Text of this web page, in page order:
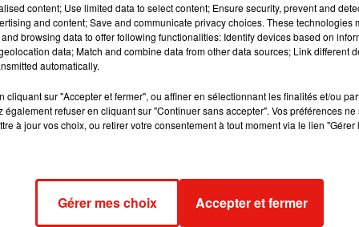
avait repoussé un crocodile pour pouvoir commencer à
hurler très fort, suivi d'une grande éclaboussure", a
dans sa direction… Mais il n’y avait aucun signe de lui, juste
Peiti au journal local
par les autorités, deux grands crocodiles ont été capturés ce
dernière fois. Ils ont ensuite été euthanasiés. D’après les
de Kevin Darmody se trouvaient à l’intérieur des deux
qui est désigné spécifiquement comme un site pour la
crocodiles dans ces eaux (...) Le Queensland est le pays des
content; Use limited data to select content; Ensure security, prevent and
and content; Save and communicate privacy choices. These technologies
browsing data to offer following functionalities: Identify devices based on
data; Match and combine data from other data sources; Link different
automatically.
cliquant sur "Accepter et fermer", ou affiner en sélectionnant les finalités et/ou
également refuser en cliquant sur "Continuer sans accepter". Vos préférences
à jour vos choix, ou retirer votre consentement à tout moment via le lien
Gérer mes choix Accepter et fermer